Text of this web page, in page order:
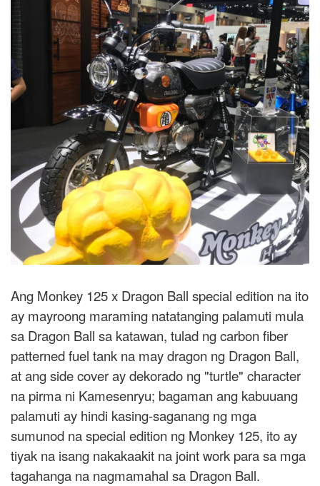
Ang Monkey 125 x Dragon Ball special edition na ito
ay mayroong maraming natatanging palamuti mula
sa Dragon Ball sa katawan, tulad ng carbon fiber
patterned fuel tank na may dragon ng Dragon Ball,
at ang side cover ay dekorado ng "turtle" character
na pirma ni Kamesenryu; bagaman ang kabuuang
palamuti ay hindi kasing-saganang ng mga
sumunod na special edition ng Monkey 125, ito ay
tiyak na isang nakakaakit na joint work para sa mga
tagahanga na nagmamahal sa Dragon Ball.